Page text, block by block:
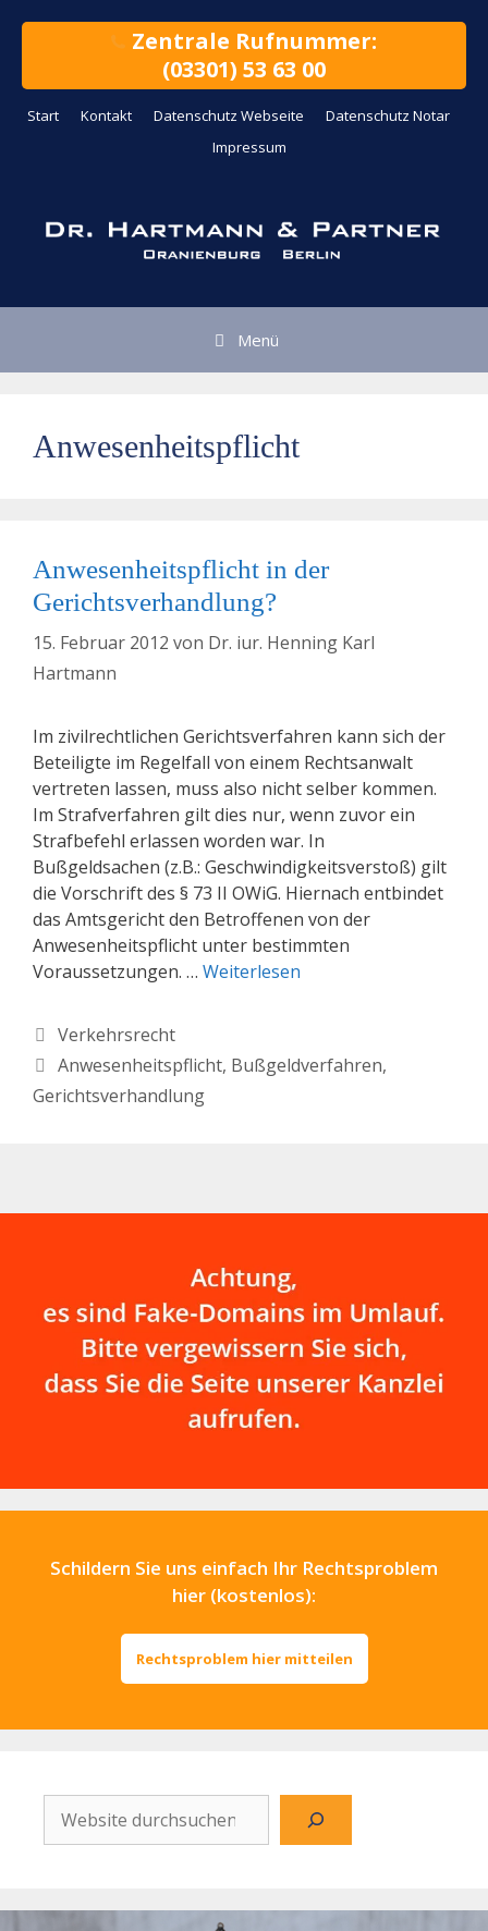
Zentrale Rufnummer:
(03301) 53 63 00
Start Kontakt Datenschutz Webseite
Datenschutz Notar
Impressum
Menü
Anwesenheitspflicht
Anwesenheitspflicht in der
Gerichtsverhandlung?
15. Februar 2012 von Dr. iur. Henning Karl
Hartmann
Im zivilrechtlichen Gerichtsverfahren kann sich der
Beteiligte im Regelfall von einem Rechtsanwalt
vertreten lassen, muss also nicht selber kommen.
Im Strafverfahren gilt dies nur, wenn zuvor ein
Strafbefehl erlassen worden war. In
Bußgeldsachen (z.B.: Geschwindigkeitsverstoß) gilt
die Vorschrift des § 73 II OWiG. Hiernach entbindet
das Amtsgericht den Betroffenen von der
Anwesenheitspflicht unter bestimmten
Voraussetzungen. … Weiterlesen
Kategorien
Verkehrsrecht
Schlagwörter
Anwesenheitspflicht, Bußgeldverfahren,
Gerichtsverhandlung
Schildern Sie uns einfach Ihr Rechtsproblem
hier (kostenlos):
Rechtsproblem hier mitteilen
Website
durchsuchen